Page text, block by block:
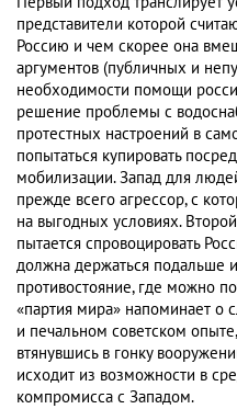
представители которой
Россию и чем скорее она
аргументов (публичных и
необходимости помощи
решение проблемы с
протестных настроений в
попытаться купировать
мобилизации. Запад для
прежде всего агрессор, с
на выгодных условиях.
пытается спровоцировать
должна держаться подальше и
противостояние, где можно
«партия мира» напоминает о
и печальном советском
втянувшись в гонку
исходит из возможности в
компромисса с Западом.